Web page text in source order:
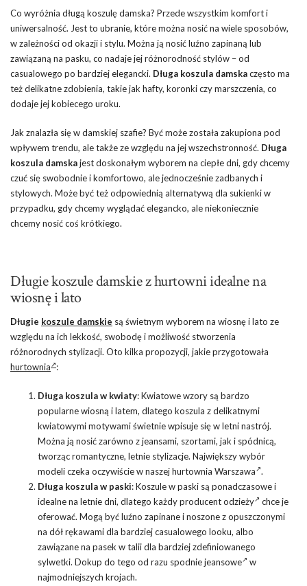
Co wyróżnia długą koszulę damska? Przede wszystkim komfort i
uniwersalność. Jest to ubranie, które można nosić na wiele sposobów,
w zależności od okazji i stylu. Można ją nosić luźno zapinaną lub
zawiązaną na pasku, co nadaje jej różnorodność stylów – od
casualowego po bardziej elegancki. Długa koszula damskaczęsto ma
też delikatne zdobienia, takie jak hafty, koronki czy marszczenia, co
dodaje jej kobiecego uroku.
Jak znalazła się w damskiej szafie? Być może została zakupiona pod
wpływem trendu, ale także ze względu na jej wszechstronność. Długa
koszula damskajest doskonałym wyborem na ciepłe dni, gdy chcemy
czuć się swobodnie i komfortowo, ale jednocześnie zadbanych i
stylowych. Może być też odpowiednią alternatywą dla sukienki w
przypadku, gdy chcemy wyglądać elegancko, ale niekoniecznie
chcemy nosić coś krótkiego.
Długie koszule damskie z hurtowni idealne na
wiosnę i lato
Długie koszule damskie są świetnym wyborem na wiosnę i lato ze
względu na ich lekkość, swobodę i możliwość stworzenia
różnorodnych stylizacji. Oto kilka propozycji, jakie przygotowała
hurtownia
:
Długa koszula w kwiaty: Kwiatowe wzory są bardzo
popularne wiosną i latem, dlatego koszula z delikatnymi
kwiatowymi motywami świetnie wpisuje się w letni nastrój.
Można ją nosić zarówno z jeansami, szortami, jak i spódnicą,
tworząc romantyczne, letnie stylizacje. Największy wybór
modeli czeka oczywiście w naszejhurtownia Warszawa .
Długa koszula w paski: Koszule w paski są ponadczasowe i
idealne na letnie dni, dlatego każdyproducent odzieży
chce je
oferować. Mogą być luźno zapinane i noszone z opuszczonymi
na dół rękawami dla bardziej casualowego looku, albo
zawiązane na pasek w talii dla bardziej zdefiniowanego
sylwetki. Dokup do tego od razu spodnie jeansowe
w
najmodniejszych krojach.